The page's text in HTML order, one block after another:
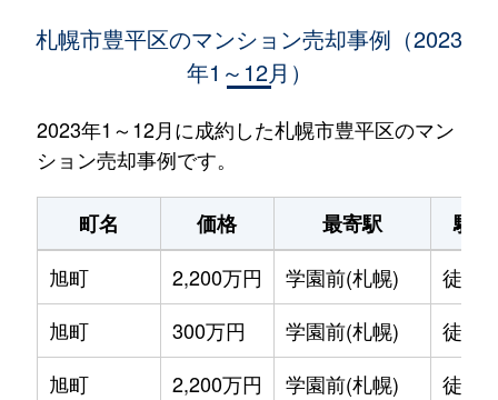
札幌市豊平区のマンション売却事例（2023
年1～12月）
2023年1～12月に成約した札幌市豊平区のマン
ション売却事例です。
町名 価格 最寄駅
駅
旭町
2,200万円 学園前(札幌)
徒歩
旭町
300万円 学園前(札幌)
徒歩
旭町
2,200万円 学園前(札幌)
徒歩